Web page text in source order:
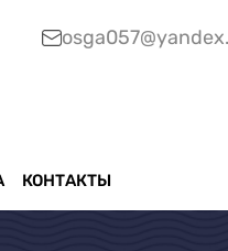
КОНТАКТЫ